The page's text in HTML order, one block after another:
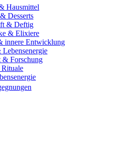
Hausmittel
Desserts
& Deftig
& Elixiere
innere Entwicklung
& Forschung
Rituale